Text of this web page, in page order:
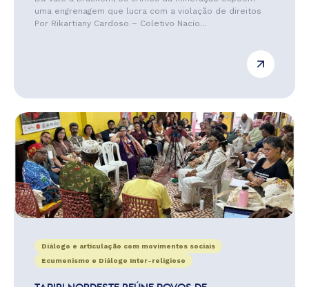
uma engrenagem que lucra com a violação de direitos
Por Rikartiany Cardoso – Coletivo Nacio...
Diálogo e articulação com movimentos sociais
Ecumenismo e Diálogo Inter-religioso